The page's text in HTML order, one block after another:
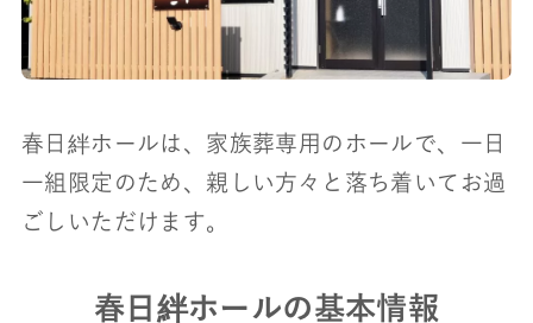
春日絆ホールは、家族葬専用のホールで、一日
一組限定のため、親しい方々と落ち着いてお過
ごしいただけます。
春日絆ホールの基本情報